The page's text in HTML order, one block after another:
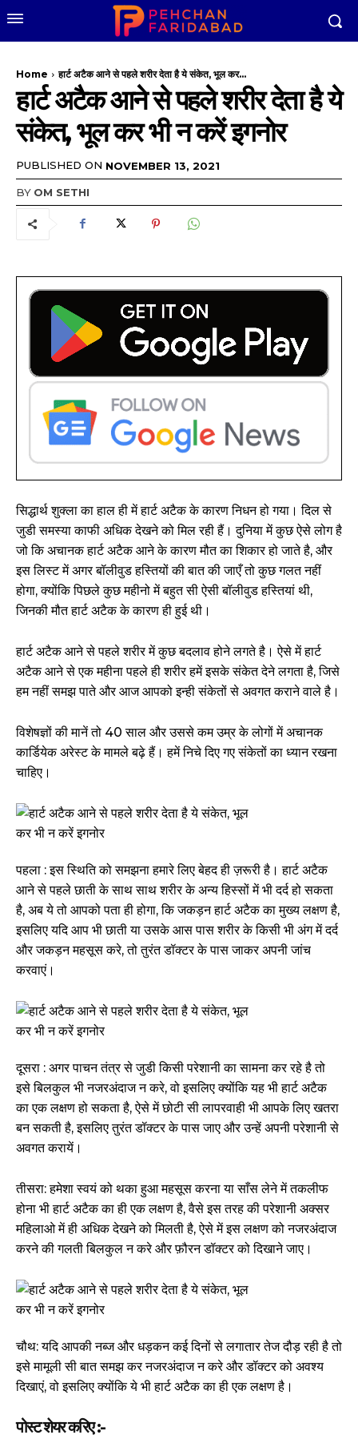
Home हार्ट अटैक आने से पहले शरीर देता है ये संकेत, भूल कर...
हार्ट अटैक आने से पहले शरीर देता है ये
संकेत, भूल कर भी न करें इगनोर
PUBLISHED ON NOVEMBER 13, 2021
BY OM SETHI
सिद्धार्थ शुक्ला का हाल ही में हार्ट अटैक के कारण निधन हो गया। दिल से
जुडी समस्या काफी अधिक देखने को मिल रही हैं। दुनिया में कुछ ऐसे लोग है
जो कि अचानक हार्ट अटैक आने के कारण मौत का शिकार हो जाते है, और
इस लिस्ट में अगर बॉलीवुड हस्तियों की बात की जाएँ तो कुछ गलत नहीं
होगा, क्‍योंकि पिछले कुछ महीनो में बहुत सी ऐसी बॉलीवुड हस्तियां थी,
जिनकी मौत हार्ट अटैक के कारण ही हुई थी।
हार्ट अटैक आने से पहले शरीर में कुछ बदलाव होने लगते है। ऐसे में हार्ट
अटैक आने से एक महीना पहले ही शरीर हमें इसके संकेत देने लगता है, जिसे
हम नहीं समझ पाते और आज आपको इन्ही संकेतों से अवगत कराने वाले है।
विशेषज्ञों की मानें तो 40 साल और उससे कम उम्र के लोगों में अचानक
कार्डियेक अरेस्ट के मामले बढ़े हैं। हमें निचे दिए गए संकेतों का ध्यान रखना
चाहिए।
पहला : इस स्थिति को समझना हमारे लिए बेहद ही ज़रूरी है। हार्ट अटैक
आने से पहले छाती के साथ साथ शरीर के अन्य हिस्सों में भी दर्द हो सकता
है, अब ये तो आपको पता ही होगा, कि जकड़न हार्ट अटैक का मुख्य लक्षण है,
इसलिए यदि आप भी छाती या उसके आस पास शरीर के किसी भी अंग में दर्द
और जकड़न महसूस करे, तो तुरंत डॉक्टर के पास जाकर अपनी जांच
करवाएं।
दूसरा : अगर पाचन तंत्र से जुडी किसी परेशानी का सामना कर रहे है तो
इसे बिलकुल भी नजरअंदाज न करे, वो इसलिए क्‍योंकि यह भी हार्ट अटैक
का एक लक्षण हो सकता है, ऐसे में छोटी सी लापरवाही भी आपके लिए खतरा
बन सकती है, इसलिए तुरंत डॉक्टर के पास जाए और उन्हें अपनी परेशानी से
अवगत करायें।
तीसरा: हमेशा स्‍वयं को थका हुआ महसूस करना या साँस लेने में तकलीफ
होना भी हार्ट अटैक का ही एक लक्षण है, वैसे इस तरह की परेशानी अक्सर
महिलाओ में ही अधिक देखने को मिलती है, ऐसे में इस लक्षण को नजरअंदाज
करने की गलती बिलकुल न करे और फ़ौरन डॉक्टर को दिखाने जाए।
चौथ: यदि आपकी नब्ज और धड़कन कई दिनों से लगातार तेज दौड़ रही है तो
इसे मामूली सी बात समझ कर नजरअंदाज न करे और डॉक्टर को अवश्‍य
दिखाएं, वो इसलिए क्‍योंकि ये भी हार्ट अटैक का ही एक लक्षण है।
पोस्ट शेयर करिए :-